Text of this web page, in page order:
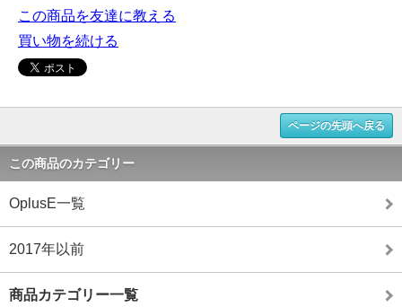
この商品を友達に教える
買い物を続ける
ページの先頭へ戻る
この商品のカテゴリー
OplusE一覧
2017年以前
商品カテゴリー一覧